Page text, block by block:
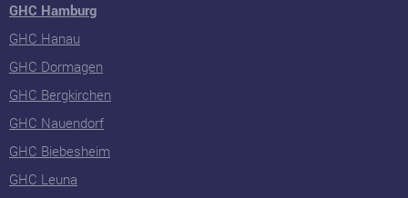
GHC Hamburg
GHC Hanau
GHC Dormagen
GHC Bergkirchen
GHC Nauendorf
GHC Biebesheim
GHC Leuna